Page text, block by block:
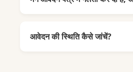
इससे अधिक पदों के लिए किया गया
जाती है, तो आप उसमें सुधार कर
आवेदन की स्थिति कैसे जांचें?